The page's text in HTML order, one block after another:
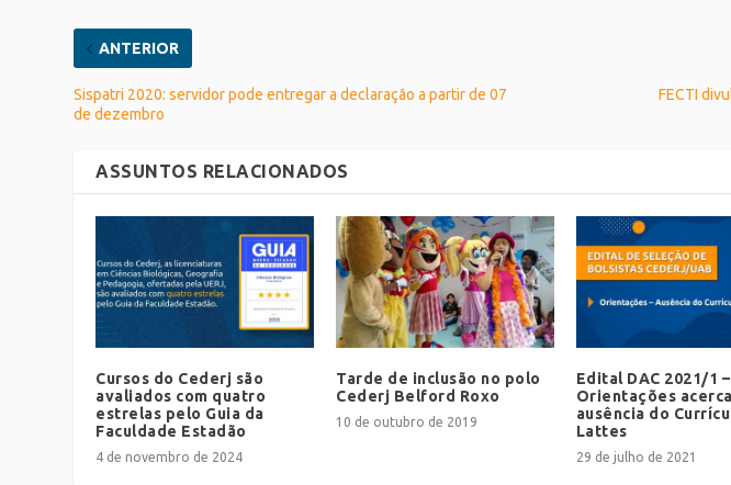
ANTERIOR
Sispatri 2020: servidor pode entregar a declaração a partir de 07
de dezembro
FECTI
ASSUNTOS RELACIONADOS
Cursos do Cederj são
avaliados com quatro
estrelas pelo Guia da
Faculdade Estadão
4 de novembro de 2024
Tarde de inclusão no polo
Cederj Belford Roxo
10 de outubro de 2019
Edital DAC 2021/1 –
Orientações
ausência do
Lattes
29 de julho de 2021